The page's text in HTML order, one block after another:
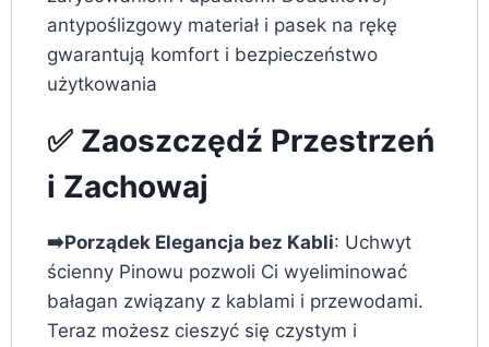
antypoślizgowy materiał i pasek na rękę
gwarantują komfort i bezpieczeństwo
użytkowania
✅ Zaoszczędź Przestrzeń
i Zachowaj
➡️Porządek Elegancja bez Kabli: Uchwyt
ścienny Pinowu pozwoli Ci wyeliminować
bałagan związany z kablami i przewodami.
Teraz możesz cieszyć się czystym i